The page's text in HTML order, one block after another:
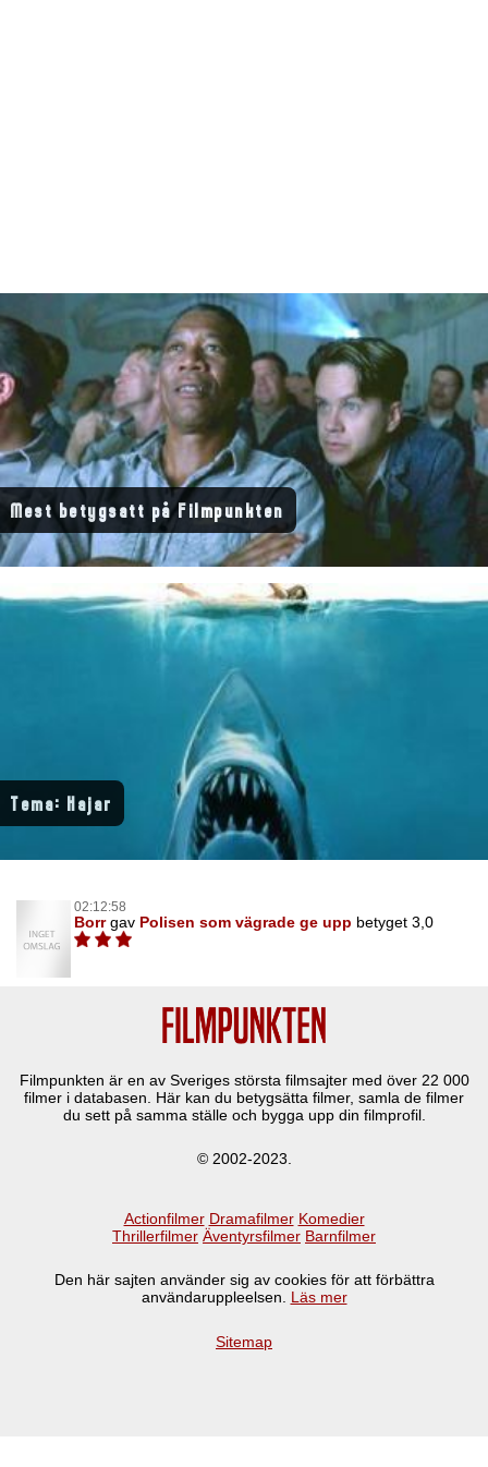
Mest betygsatt på Filmpunkten
Tema: Hajar
02:12:58
Borrgav Polisen som vägrade ge upp betyget 3,0
Filmpunkten är en av Sveriges största filmsajter med över 22 000
filmer i databasen. Här kan du betygsätta filmer, samla de filmer
du sett på samma ställe och bygga upp din filmprofil.
© 2002-2023.
Actionfilmer Dramafilmer Komedier
Thrillerfilmer Äventyrsfilmer Barnfilmer
Den här sajten använder sig av cookies för att förbättra
användaruppleelsen. Läs mer
Sitemap